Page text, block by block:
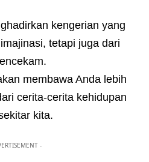
kengerian yang
tetapi juga dari
membawa Anda lebih
cerita-cerita kehidupan
kita.
-